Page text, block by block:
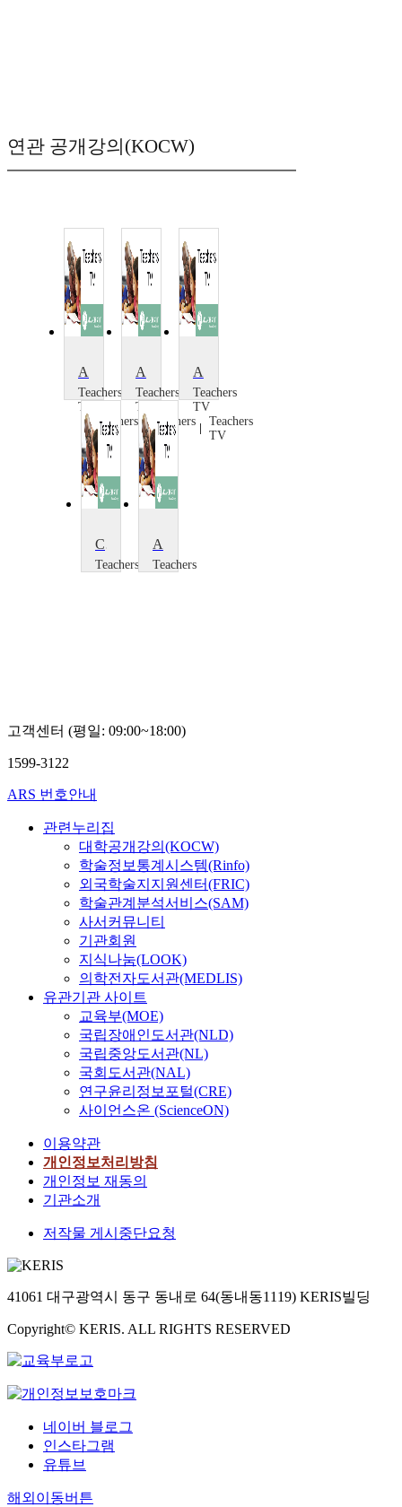
연관 공개강의(KOCW)
Teachers
TV
Teachers
TV
Algebra
Teachers
TV
Teachers
TV
Algebra Handshake
Teachers
TV
Teachers
TV
Chessboard Algebra
Teachers
Algebra in Action
Teachers
고객센터 (평일: 09:00~18:00)
1599-3122
ARS 번호안내
관련누리집
대학공개강의(KOCW)
학술정보통계시스템(Rinfo)
외국학술지지원센터(FRIC)
학술관계분석서비스(SAM)
사서커뮤니티
기관회원
지식나눔(LOOK)
의학전자도서관(MEDLIS)
유관기관 사이트
교육부(MOE)
국립장애인도서관(NLD)
국립중앙도서관(NL)
국회도서관(NAL)
연구윤리정보포털(CRE)
사이언스온 (ScienceON)
이용약관
개인정보처리방침
개인정보 재동의
기관소개
저작물 게시중단요청
41061 대구광역시 동구 동내로 64(동내동1119) KERIS빌딩
Copyright© KERIS. ALL RIGHTS RESERVED
네이버 블로그
인스타그램
유튜브
해외이동버튼